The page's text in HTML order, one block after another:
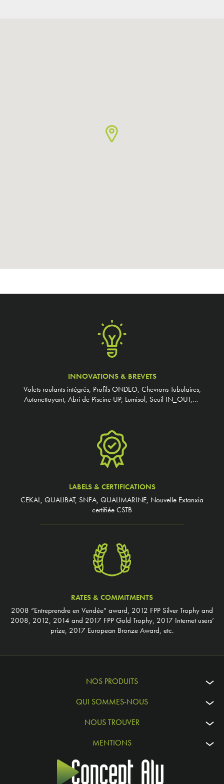
INNOVATIONS & BREVETS
Volets roulants intégrés, Profils ONDEO, Chevrons Tubulaires,
Autonettoyant, Abri de Piscine UP, Lumisol, Seuil IN_OUT,…
LABELS & CERTIFICATIONS
CEKAL, QUALIBAT, SNFA, QUALIMARINE, Nouvelle Extanxia
certifiée CSTB
RATES & COMMITMENTS
2008 “Entreprendre en Vendée” award, 2012 FPP Silver Trophy and
2008, 2012, 2014 and 2017 FPP Gold Trophy, 2017 Internet users’
prize, 2017 European Bronze Award, etc.
NOS PRODUITS
QUI SOMMES-NOUS
NOUS TROUVER
MENTIONS